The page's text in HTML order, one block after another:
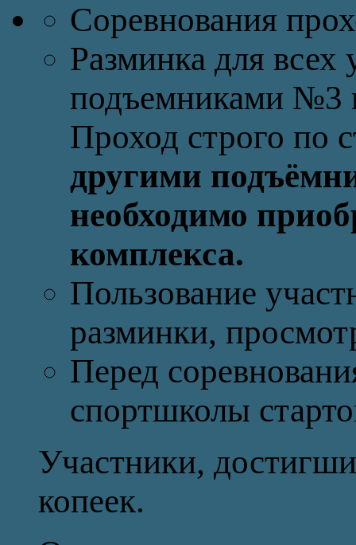
Соревнования
Разминка для
подъемниками №3
Проход строго по
другими
необходимо
комплекса.
Пользование
разминки,
Перед
спортшколы
Участники,
копеек.